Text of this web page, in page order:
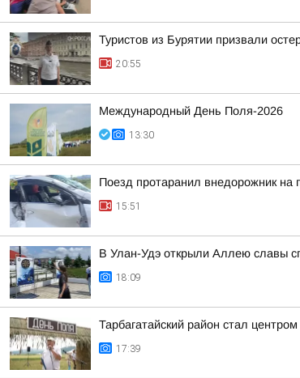
Туристов из Бурятии призвали
20:55
Международный День Поля-2026
13:30
Поезд протаранил внедорожник на
15:51
В Улан-Удэ открыли Аллею славы
18:09
Тарбагатайский район стал
17:39